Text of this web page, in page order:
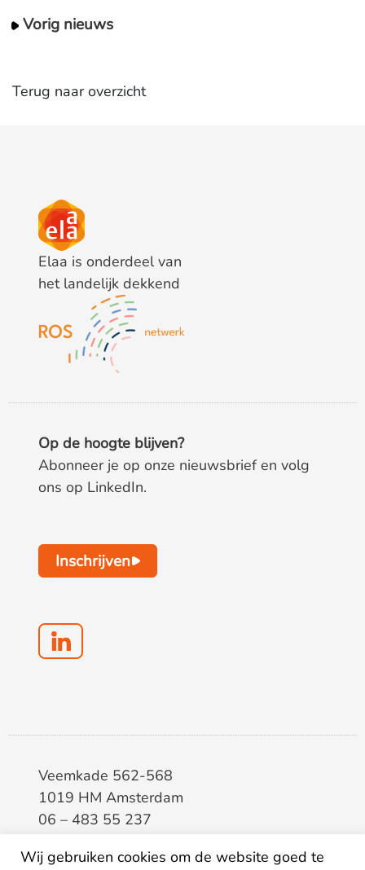
Vorig nieuws
Terug naar overzicht
Elaa is onderdeel van
het landelijk dekkend
Op de hoogte blijven?
Abonneer je op onze nieuwsbrief en volg
ons op LinkedIn.
Inschrijven
Veemkade 562-568
1019 HM Amsterdam
06 – 483 55 237
Wij gebruiken cookies om de website goed te